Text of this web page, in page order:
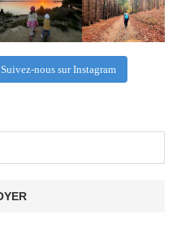
Suivez-nous sur Instagram